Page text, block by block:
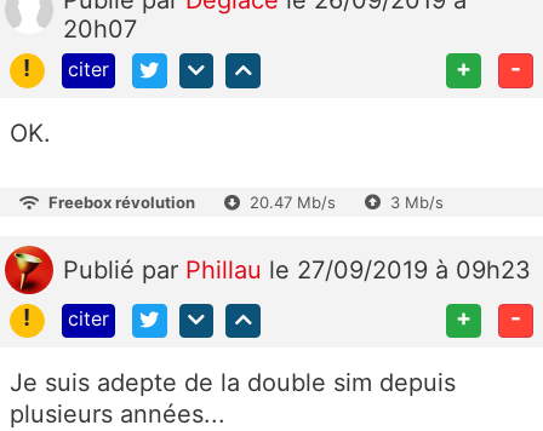
20h07
!
citer + -
OK.
Freebox révolution 20.47 Mb/s 3 Mb/s
Publié par Phillau le 27/09/2019 à 09h23
!
citer + -
Je suis adepte de la double sim depuis
plusieurs années...